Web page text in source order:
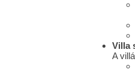
Villa
A